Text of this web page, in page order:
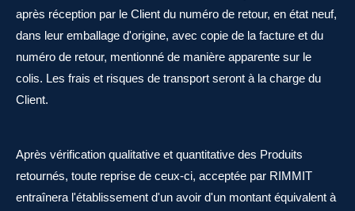
après réception par le Client du numéro de retour, en état neuf,
dans leur emballage d'origine, avec copie de la facture et du
numéro de retour, mentionné de manière apparente sur le
colis. Les frais et risques de transport seront à la charge du
Client.
Après vérification qualitative et quantitative des Produits
retournés, toute reprise de ceux-ci, acceptée par RIMMIT
entraînera l'établissement d'un avoir d'un montant équivalent à